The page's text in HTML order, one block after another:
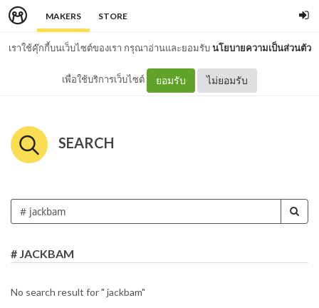
MAKERS STORE
เราใช้คุ๊กกี้บนเว็บไซต์ของเรา กรุณาอ่านและยอมรับนโยบายความเป็นส่วนตัว
เพื่อใช้บริการเว็บไซต์ ยอมรับ ไม่ยอมรับ
SEARCH
# JACKBAM
No search result for " jackbam"